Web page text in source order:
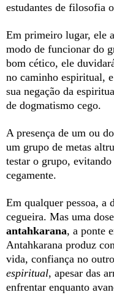
estudantes de filosofia
Em primeiro lugar, ele
modo de funcionar do
bom cético, ele
no caminho espiritual,
sua negação da
de dogmatismo cego.
A presença de um ou
um grupo de metas
testar o grupo,
cegamente.
Em qualquer pessoa, a
cegueira. Mas uma
antahkarana, a ponte
Antahkarana produz
vida, confiança no
espiritual, apesar das
enfrentar enquanto